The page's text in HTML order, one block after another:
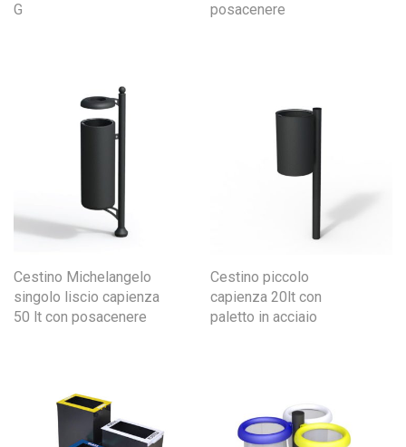
G
posacenere
Cestino Michelangelo
singolo liscio capienza
50 lt con posacenere
Cestino piccolo
capienza 20lt con
paletto in acciaio